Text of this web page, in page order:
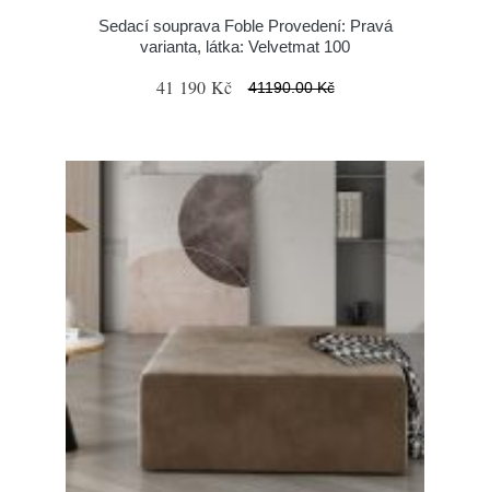
Sedací souprava Foble Provedení: Pravá
varianta, látka: Velvetmat 100
41 190 Kč 41190.00 Kč